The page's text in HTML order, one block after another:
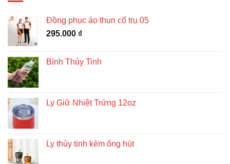
Đồng phục áo thun cổ trụ 05
295.000 ₫
Bình Thủy Tinh
Ly Giữ Nhiệt Trứng 12oz
Ly thủy tinh kèm ống hút